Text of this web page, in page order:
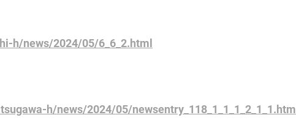
h/news/2024/05/6_6_2.html
h/news/2024/05/newsentry_118_1_1_1_2_1_1.html